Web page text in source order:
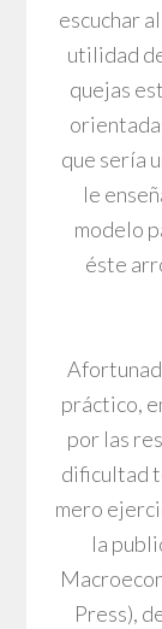
escuchar
utilidad
quejas
que sería
le
modelo
éste
práctico,
por las
dificultad
mero
la
Press),